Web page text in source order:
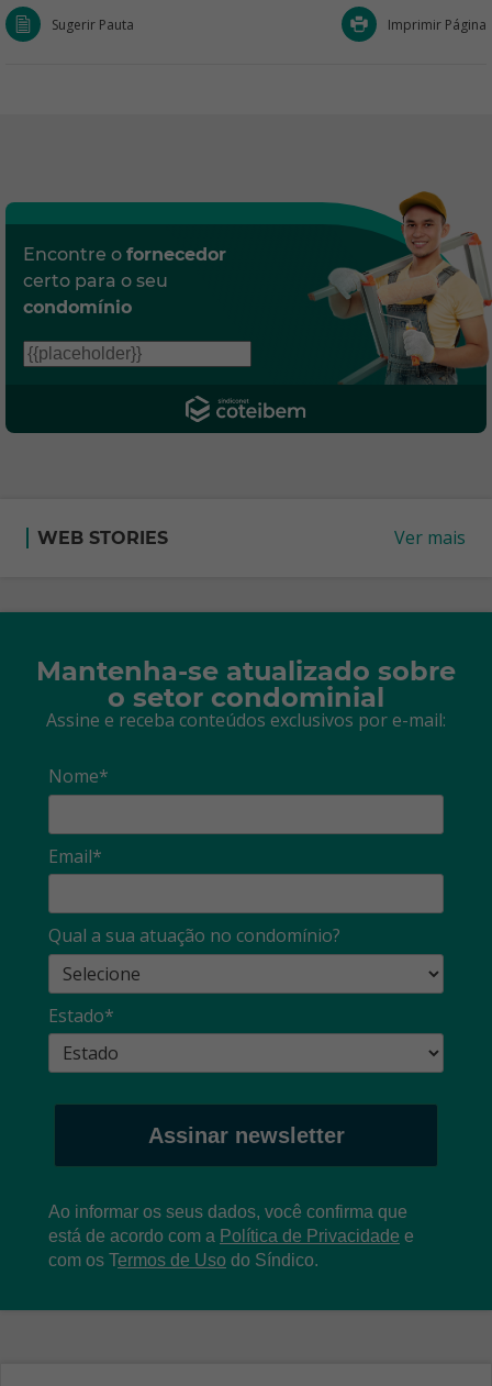
Sugerir Pauta Imprimir Página
Encontre o fornecedor
certo para o seu
condomínio
WEB STORIES Ver mais
Mantenha-se atualizado sobre
o setor condominial
Assine e receba conteúdos exclusivos por e-mail:
Nome*
Email*
Qual a sua atuação no condomínio?
Estado*
Assinar newsletter
Ao informar os seus dados, você confirma que
está de acordo com a Política de Privacidade e
com os Termos de Uso do Síndico.